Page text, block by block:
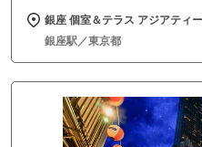
銀座 個室＆テラス アジアティ
銀座駅／東京都